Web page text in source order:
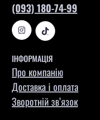
(093) 180-74-99
ІНФОРМАЦІЯ
Про компанію
Доставка і оплата
Зворотній зв’язок